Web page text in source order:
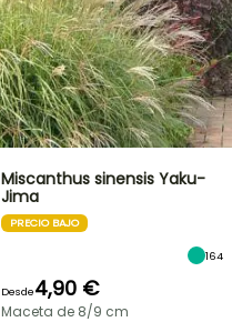
Miscanthus sinensis Yaku-
Jima
PRECIO BAJO
164
Desde4,90 €
Maceta de 8/9 cm